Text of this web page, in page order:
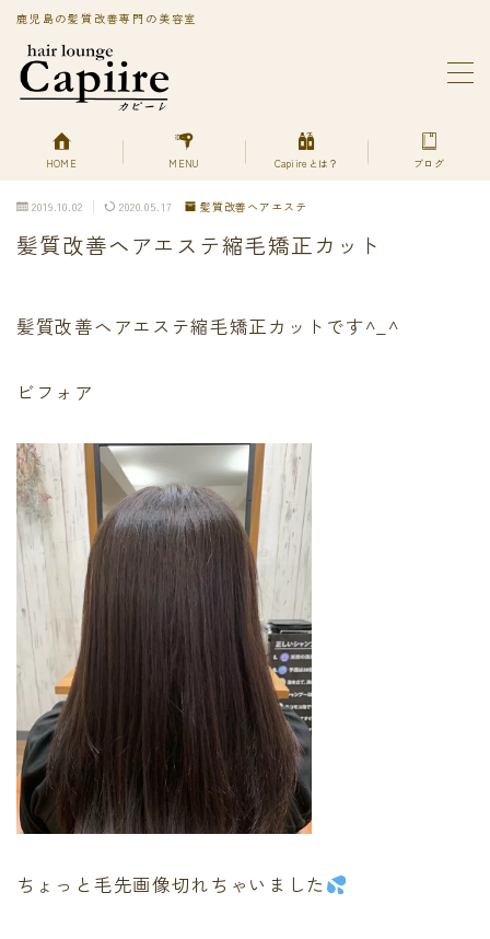
鹿児島の髪質改善専門の美容室
MENU
Capiireってどんなサロン?
PRIVACY POLICY
丁寧なカウンセリングで安心のカット
柔らかく、自然で艶のある髪質改善へアエステ縮毛矯正
色持ちよく美艶髪になれる髪質改善ヘアエステカラー
デトックスは何を使ってるの？
プライバシーポリシー
利用規約／特定商取引法に基づく表記
最後に必ず弱酸性
有料記事の決済完了ページ
運営者情報
頭皮、髪のデトックス
LINE登録で無料「髪質改善メソッド」をプレゼント！
Capiireの髪質改善の考え方
Capiireこだわりの薬剤
capiireのお客様からの声
Capiireのカウンセリングとは?
ご予約はLINEがオススメ
カラーリング中にも栄養を
HOME MENU Capiireとは？ ブログ
2019.10.02 2020.05.17 髪質改善ヘアエステ
髪質改善ヘアエステ縮毛矯正カット
髪質改善ヘアエステ縮毛矯正カットです^_^
ビフォア
ちょっと毛先画像切れちゃいました